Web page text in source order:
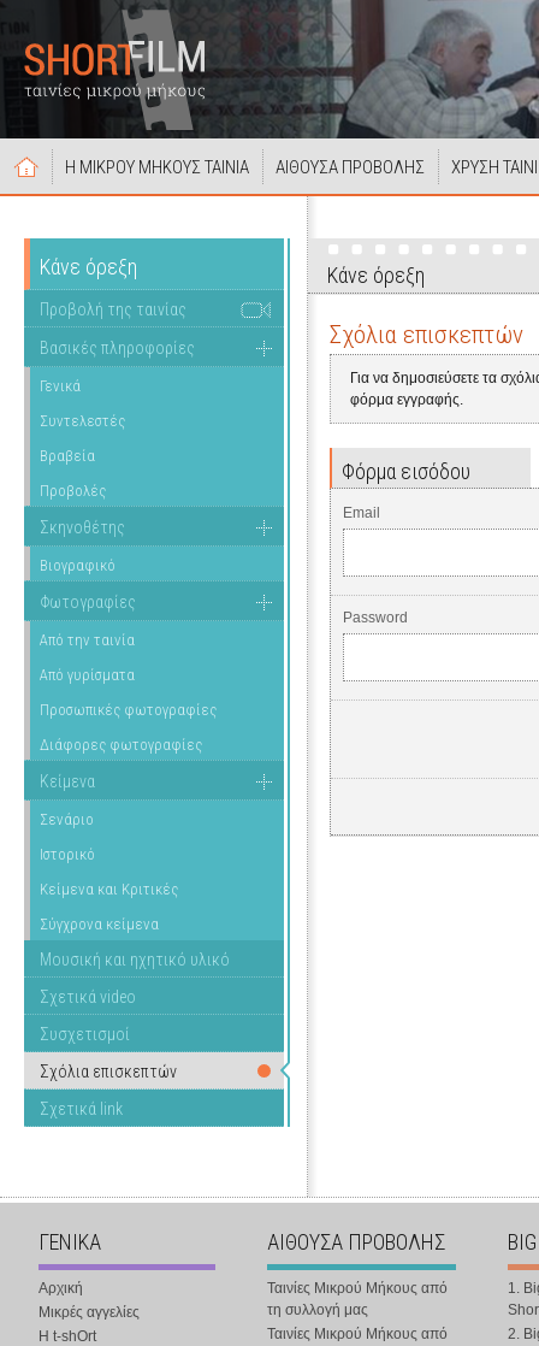
Η ΜΙΚΡΟΥ ΜΗΚΟΥΣ ΤΑΙΝΙΑ ΑΙΘΟΥΣΑ ΠΡΟΒΟΛΗΣ ΧΡΥΣΗ
Κάνε όρεξη
Προβολή της ταινίας
Βασικές πληροφορίες
Γενικά
Συντελεστές
Βραβεία
Προβολές
Σκηνοθέτης
Βιογραφικό
Φωτογραφίες
Από την ταινία
Από γυρίσματα
Προσωπικές φωτογραφίες
Διάφορες φωτογραφίες
Κείμενα
Σενάριο
Ιστορικό
Κείμενα και Κριτικές
Σύγχρονα κείμενα
Μουσική και ηχητικό υλικό
Σχετικά video
Συσχετισμοί
Σχόλια επισκεπτών
Σχετικά link
Κάνε όρεξη
Σχόλια επισκεπτών
Για να δημοσιεύσετε τα
φόρμα εγγραφής.
Φόρμα εισόδου
Email
Password
ΓΕΝΙΚΑ
Αρχική
Μικρές αγγελίες
Η t-shOrt
ΑΙΘΟΥΣΑ ΠΡΟΒΟΛΗΣ
Ταινίες Μικρού Μήκους από
τη συλλογή μας
Ταινίες Μικρού Μήκους από
1.
2.